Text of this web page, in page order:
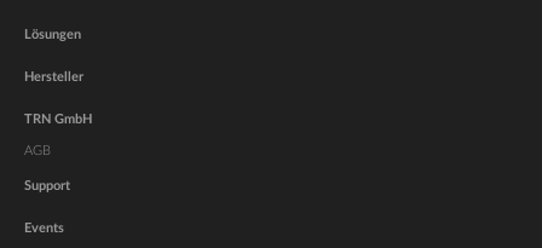
Lösungen
Hersteller
TRN GmbH
AGB
Support
Events